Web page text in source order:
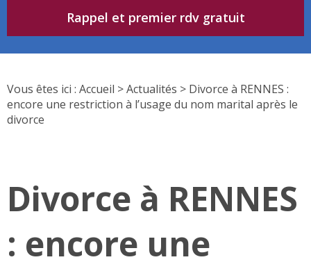
Rappel et premier rdv gratuit
Vous êtes ici : Accueil >Actualités > Divorce à RENNES :
encore une restriction à l’usage du nom marital après le
divorce
Divorce à RENNES
: encore une